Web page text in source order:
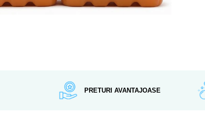
PRETURI AVANTAJOASE